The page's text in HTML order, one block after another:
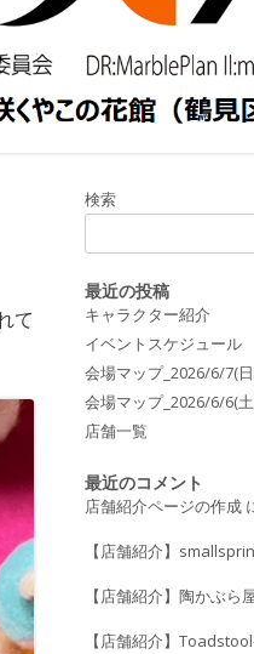
2019年
て
検索
最近の投稿
キャラクター紹介
イベントスケジュール
会場マップ_2026/6/7(
会場マップ_2026/6/6(
店舗一覧
最近のコメント
店舗紹介ページの作成
【店舗紹介】
【店舗紹介】陶かぶら
【店舗紹介】